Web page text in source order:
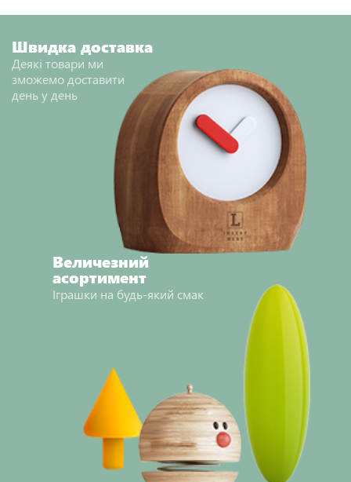
Швидка доставка
Деякі товари ми
зможемо доставити
день у день
Величезний
асортимент
Іграшки на будь-який смак